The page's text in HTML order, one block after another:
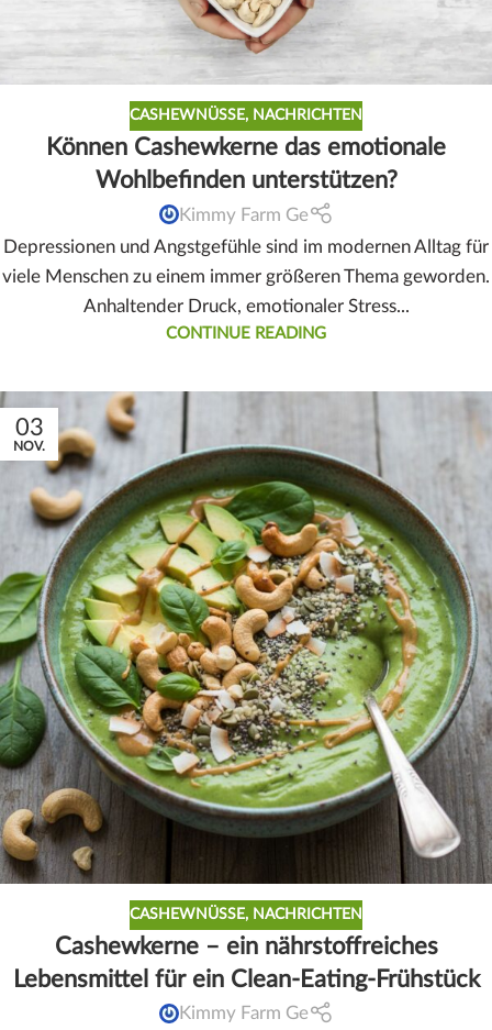
CASHEWNÜSSE, NACHRICHTEN
Können Cashewkerne das emotionale
Wohlbefinden unterstützen?
Kimmy Farm Ge
Depressionen und Angstgefühle sind im modernen Alltag für
viele Menschen zu einem immer größeren Thema geworden.
Anhaltender Druck, emotionaler Stress...
CONTINUE READING
03
NOV.
CASHEWNÜSSE, NACHRICHTEN
Cashewkerne – ein nährstoffreiches
Lebensmittel für ein Clean-Eating-Frühstück
Kimmy Farm Ge